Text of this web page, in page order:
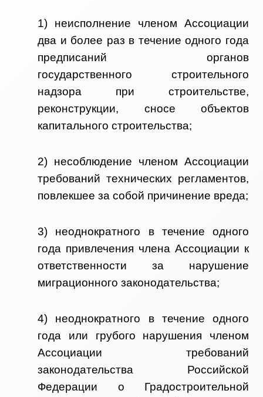
1) неисполнение членом Ассоциации
два и более раз в течение одного года
предписаний органов
государственного строительного
надзора при строительстве,
реконструкции, сносе объектов
капитального строительства;
2) несоблюдение членом Ассоциации
требований технических регламентов,
повлекшее за собой причинение вреда;
3) неоднократного в течение одного
года привлечения члена Ассоциации к
ответственности за нарушение
миграционного законодательства;
4) неоднократного в течение одного
года или грубого нарушения членом
Ассоциации требований
законодательства Российской
Федерации о Градостроительной